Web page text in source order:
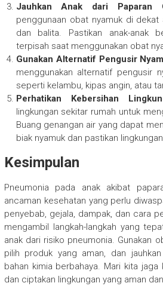
Jauhkan Anak dari Paparan
penggunaan obat nyamuk di dekat
dan balita. Pastikan anak-anak
terpisah saat menggunakan obat
Gunakan Alternatif Pengusir
menggunakan alternatif pengusir
seperti kelambu, kipas angin, atau
Perhatikan Kebersihan
lingkungan sekitar rumah untuk
Buang genangan air yang dapat
biak nyamuk dan pastikan
Kesimpulan
Pneumonia pada anak akibat
ancaman kesehatan yang perlu
penyebab, gejala, dampak, dan cara
mengambil langkah-langkah yang
anak dari risiko pneumonia. Gunakan
pilih produk yang aman, dan
bahan kimia berbahaya. Mari kita jaga
dan ciptakan lingkungan yang aman